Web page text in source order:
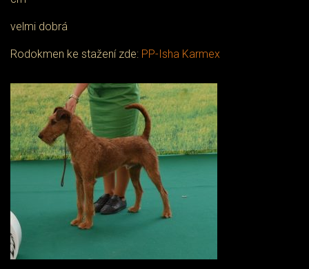
velmi dobrá
Rodokmen ke stažení zde: PP-Isha Karmex